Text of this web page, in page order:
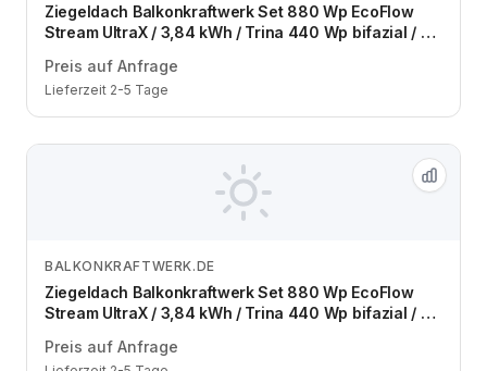
Ziegeldach Balkonkraftwerk Set 880 Wp EcoFlow
Stream UltraX / 3,84 kWh / Trina 440 Wp bifazial / 2
Preis auf Anfrage
Lieferzeit 2-5 Tage
Zum Angebot
BALKONKRAFTWERK.DE
Ziegeldach Balkonkraftwerk Set 880 Wp EcoFlow
Stream UltraX / 3,84 kWh / Trina 440 Wp bifazial / 2
Preis auf Anfrage